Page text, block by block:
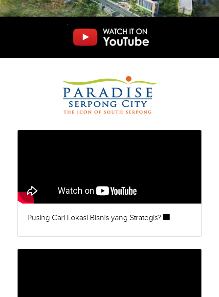
Pusing Cari Lokasi Bisnis yang Strategis? 🏢